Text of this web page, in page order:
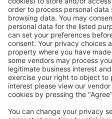
Ofertă adaptată
Planifică ȋn
Rezervare fără griji cu
Economiseşte mai
Prețuri atractive și
conectați.